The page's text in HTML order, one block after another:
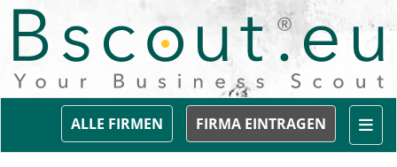
FIRMA EINTRAGEN
ALLE FIRMEN